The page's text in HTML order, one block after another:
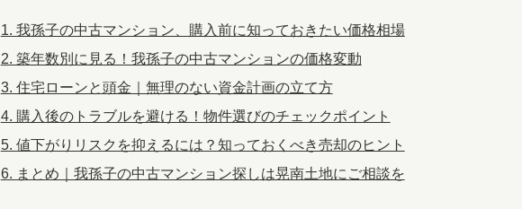
1. 我孫子の中古マンション、購入前に知っておきたい価格相場
2. 築年数別に見る！我孫子の中古マンションの価格変動
3. 住宅ローンと頭金｜無理のない資金計画の立て方
4. 購入後のトラブルを避ける！物件選びのチェックポイント
5. 値下がりリスクを抑えるには？知っておくべき売却のヒント
6. まとめ｜我孫子の中古マンション探しは晃南土地にご相談を